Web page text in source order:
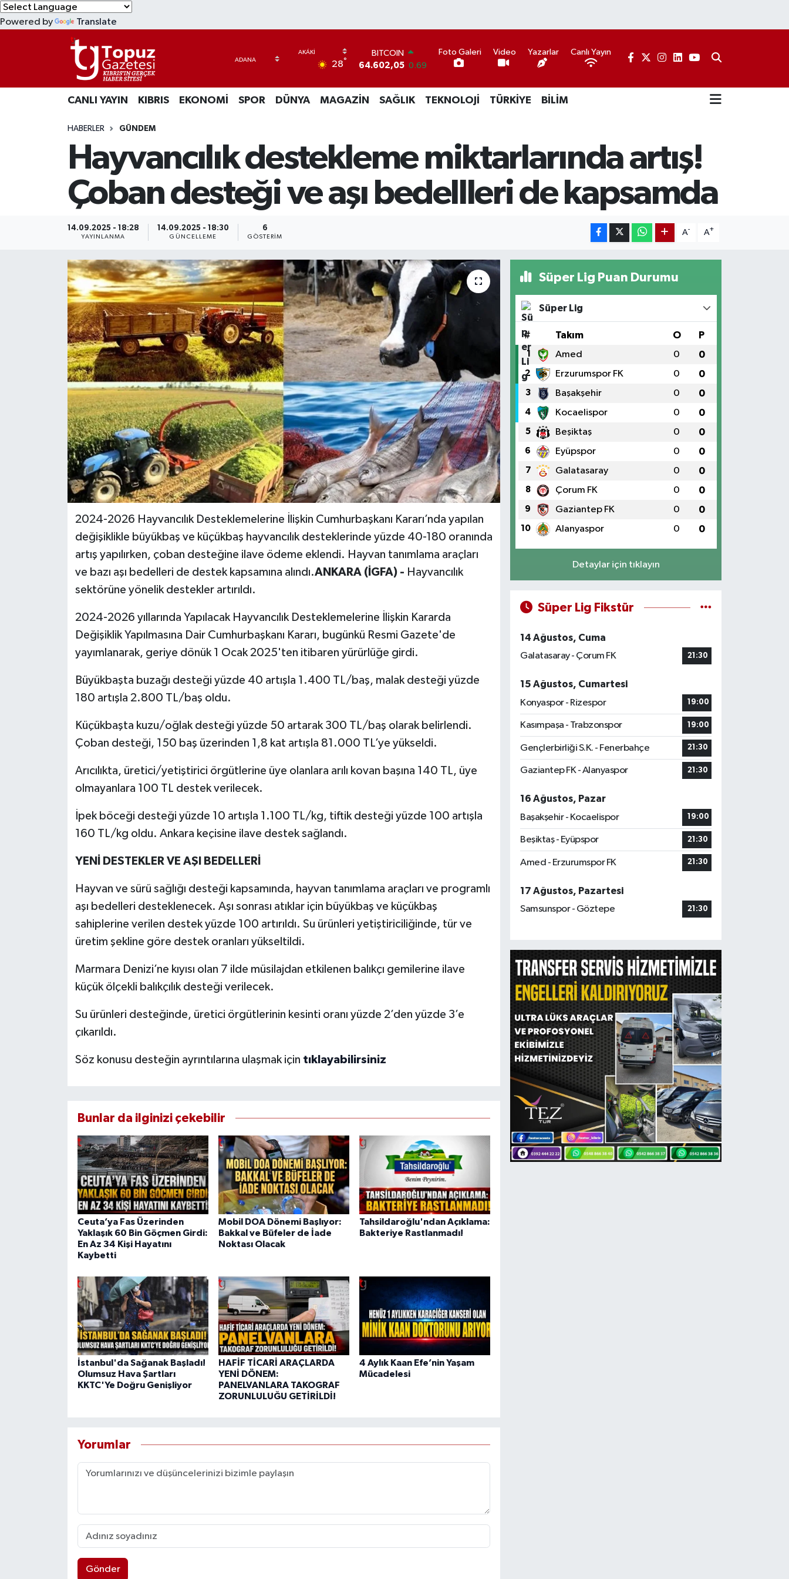
Powered by Translate
28°
64.602,05 0.69
DOLAR
EURO
55,0250 0.02
6513.94 0.32
BİST100
13.768
Foto Galeri Video Yazarlar Canlı Yayın
CANLI YAYIN KIBRIS EKONOMİ SPOR DÜNYA MAGAZİN SAĞLIK TEKNOLOJİ TÜRKİYE BİLİM
HABERLER GÜNDEM
Hayvancılık destekleme miktarlarında artış!
Çoban desteği ve aşı bedellleri de kapsamda
14.09.2025 - 18:28
YAYINLANMA
14.09.2025 - 18:30
GÜNCELLEME
6
GÖSTERIM
A- A+
2024-2026 Hayvancılık Desteklemelerine İlişkin Cumhurbaşkanı Kararı’nda yapılan
değişiklikle büyükbaş ve küçükbaş hayvancılık desteklerinde yüzde 40-180 oranında
artış yapılırken, çoban desteğine ilave ödeme eklendi. Hayvan tanımlama araçları
ve bazı aşı bedelleri de destek kapsamına alındı.ANKARA (İGFA) - Hayvancılık
sektörüne yönelik destekler artırıldı.
2024-2026 yıllarında Yapılacak Hayvancılık Desteklemelerine İlişkin Kararda
Değişiklik Yapılmasına Dair Cumhurbaşkanı Kararı, bugünkü Resmi Gazete'de
yayımlanarak, geriye dönük 1 Ocak 2025'ten itibaren yürürlüğe girdi.
Büyükbaşta buzağı desteği yüzde 40 artışla 1.400 TL/baş, malak desteği yüzde
180 artışla 2.800 TL/baş oldu.
Küçükbaşta kuzu/oğlak desteği yüzde 50 artarak 300 TL/baş olarak belirlendi.
Çoban desteği, 150 baş üzerinden 1,8 kat artışla 81.000 TL’ye yükseldi.
Arıcılıkta, üretici/yetiştirici örgütlerine üye olanlara arılı kovan başına 140 TL, üye
olmayanlara 100 TL destek verilecek.
İpek böceği desteği yüzde 10 artışla 1.100 TL/kg, tiftik desteği yüzde 100 artışla
160 TL/kg oldu. Ankara keçisine ilave destek sağlandı.
YENİ DESTEKLER VE AŞI BEDELLERİ
Hayvan ve sürü sağlığı desteği kapsamında, hayvan tanımlama araçları ve programlı
aşı bedelleri desteklenecek. Aşı sonrası atıklar için büyükbaş ve küçükbaş
sahiplerine verilen destek yüzde 100 artırıldı. Su ürünleri yetiştiriciliğinde, tür ve
üretim şekline göre destek oranları yükseltildi.
Marmara Denizi’ne kıyısı olan 7 ilde müsilajdan etkilenen balıkçı gemilerine ilave
küçük ölçekli balıkçılık desteği verilecek.
Su ürünleri desteğinde, üretici örgütlerinin kesinti oranı yüzde 2’den yüzde 3’e
çıkarıldı.
Söz konusu desteğin ayrıntılarına ulaşmak için tıklayabilirsiniz
Bunlar da ilginizi çekebilir
Ceuta’ya Fas Üzerinden
Yaklaşık 60 Bin Göçmen Girdi:
En Az 34 Kişi Hayatını
Kaybetti
Mobil DOA Dönemi Başlıyor:
Bakkal ve Büfeler de İade
Noktası Olacak
Tahsildaroğlu'ndan Açıklama:
Bakteriye Rastlanmadı!
İstanbul'da Sağanak Başladı!
Olumsuz Hava Şartları
KKTC'Ye Doğru Genişliyor
HAFİF TİCARİ ARAÇLARDA
YENİ DÖNEM:
PANELVANLARA TAKOGRAF
ZORUNLULUĞU GETİRİLDİ!
4 Aylık Kaan Efe’nin Yaşam
Mücadelesi
Yorumlar
Gönder
Süper Lig Puan Durumu
Süper Lig
# Takım O P
1 Amed 0 0
2 Erzurumspor FK 0 0
3 Başakşehir 0 0
4 Kocaelispor 0 0
5 Beşiktaş 0 0
6 Eyüpspor 0 0
7 Galatasaray 0 0
8 Çorum FK 0 0
9 Gaziantep FK 0 0
10 Alanyaspor 0 0
Detaylar için tıklayın
Süper Lig Fikstür
14 Ağustos, Cuma
Galatasaray - Çorum FK
21:30
15 Ağustos, Cumartesi
Konyaspor - Rizespor
19:00
Kasımpaşa - Trabzonspor 19:00
Gençlerbirliği S.K. - Fenerbahçe 21:30
Gaziantep FK - Alanyaspor 21:30
16 Ağustos, Pazar
Başakşehir - Kocaelispor
19:00
Beşiktaş - Eyüpspor 21:30
Amed - Erzurumspor FK 21:30
17 Ağustos, Pazartesi
Samsunspor - Göztepe
21:30
EKONOMİ
MAGAZİN
TEKNOLOJİ
Lefkoşa Nöbetçi Eczaneler
Lefkoşa Hava Durumu
Lefkoşa Trafik Yoğunluk Haritası
Süper Lig Puan Durumu ve Fikstür
Tüm Manşetler
Son Dakika Haberleri
Haber Arşivi